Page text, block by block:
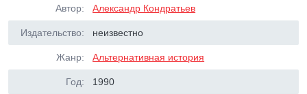
Автор: Александр Кондратьев
Издательство: неизвестно
Жанр: Альтернативная история
Год: 1990